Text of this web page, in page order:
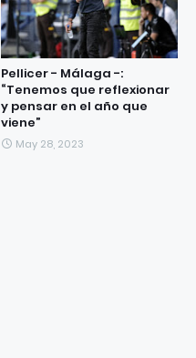
Pellicer - Málaga -:
“Tenemos que reflexionar
y pensar en el año que
viene”
May 28, 2023